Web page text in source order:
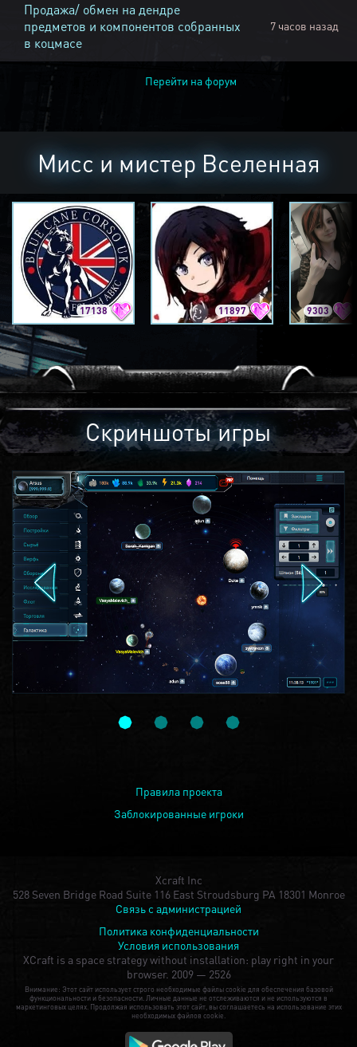
Продажа/ обмен на дендре
предметов и компонентов собранных
в коцмасе
7 часов назад
Перейти на форум
Мисс и мистер Вселенная
17138 11897 9303
Скриншоты игры
Правила проекта
Заблокированные игроки
Xcraft Inc
528 Seven Bridge Road Suite 116 East Stroudsburg PA 18301 Monroe
Связь с администрацией
Политика конфиденциальности
Условия использования
XCraft is a space strategy without installation: play right in your
browser. 2009 — 2526
Внимание: Этот сайт использует строго необходимые файлы cookie для обеспечения базовой
функциональности и безопасности. Личные данные не отслеживаются и не используются в
маркетинговых целях. Продолжая использовать этот сайт, вы соглашаетесь на использование этих
необходимых файлов cookie.